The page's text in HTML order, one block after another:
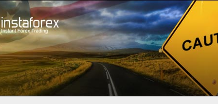
Partners area
ผู้แจ้งเตือนจากทาง InstaForex
การแข่งขันของทาง InstaForex